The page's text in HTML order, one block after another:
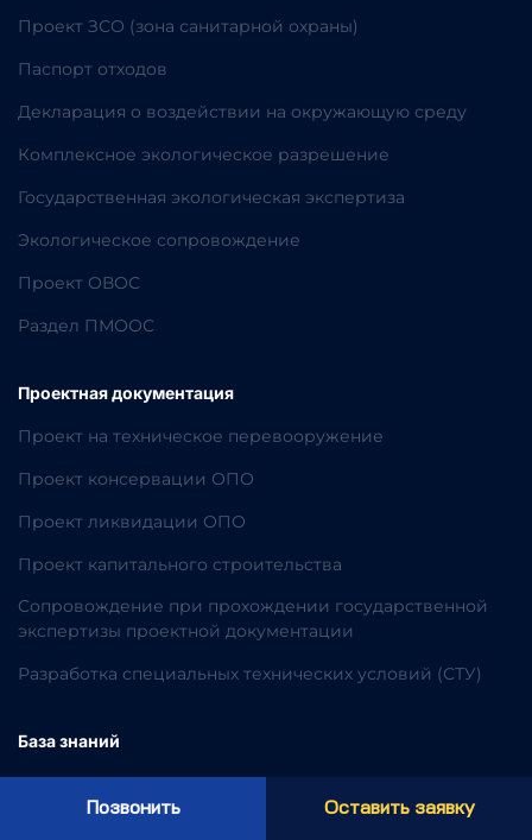
Проект ЗСО (зона санитарной охраны)
Паспорт отходов
Декларация о воздействии на окружающую среду
Комплексное экологическое разрешение
Государственная экологическая экспертиза
Экологическое сопровождение
Проект ОВОС
Раздел ПМООС
Проектная документация
Проект на техническое перевооружение
Проект консервации ОПО
Проект ликвидации ОПО
Проект капитального строительства
Сопровождение при прохождении государственной
экспертизы проектной документации
Разработка специальных технических условий (СТУ)
База знаний
Что такое опасный производственный объект?
Позвонить Оставить заявку